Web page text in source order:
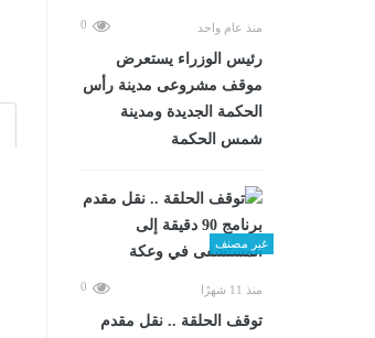
منذ عام واحد 0
رئيس الوزراء يستعرض
موقف مشروعى مدينة رأس
الحكمة الجديدة ومدينة
شمس الحكمة
غير مصنف
منذ 11 شهرًا 0
توقف الحلقة .. نقل مقدم